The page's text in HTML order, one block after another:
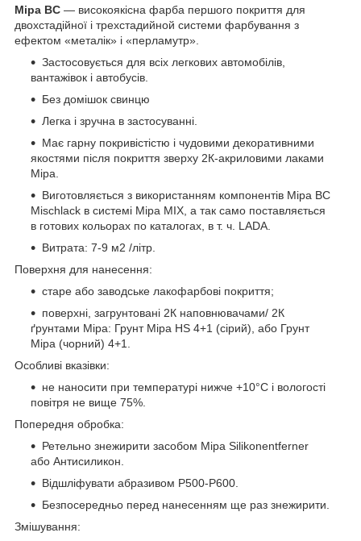
Mipa BC — високоякісна фарба першого покриття для
двохстадійної і трехстадийной системи фарбування з
ефектом «металік» і «перламутр».
Застосовується для всіх легкових автомобілів,
вантажівок і автобусів.
Без домішок свинцю
Легка і зручна в застосуванні.
Має гарну покривістістю і чудовими декоративними
якостями після покриття зверху 2К-акриловими лаками
Mipa.
Виготовляється з використанням компонентів Mipa BC
Mischlack в системі Mipa MIX, а так само поставляється
в готових кольорах по каталогах, в т. ч. LADA.
Витрата: 7-9 м2 /літр.
Поверхня для нанесення:
старе або заводське лакофарбові покриття;
поверхні, загрунтовані 2К наповнювачами/ 2К
ґрунтами Mipa: Грунт Mipa HS 4+1 (сірий), або Грунт
Mipa (чорний) 4+1.
Особливі вказівки:
не наносити при температурі нижче +10°С і вологості
повітря не вище 75%.
Попередня обробка:
Ретельно знежирити засобом Mipa Silikonentferner
або Антисиликон.
Відшліфувати абразивом Р500-Р600.
Безпосередньо перед нанесенням ще раз знежирити.
Змішування: